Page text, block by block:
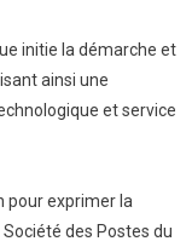
initie la démarche et
ainsi une
et service
pour exprimer la
des Postes du